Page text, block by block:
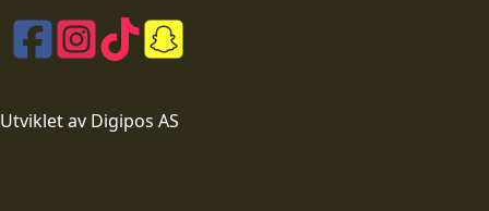
Utviklet av Digipos AS